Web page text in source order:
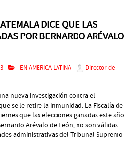
DICE QUE LAS
POR BERNARDO ARÉVALO
EN AMERICA LATINA
Director de
nueva investigación contra el
se le retire la inmunidad. La Fiscalía de
que las elecciones ganadas este año
Arévalo de León, no son válidas
administrativas del Tribunal Supremo